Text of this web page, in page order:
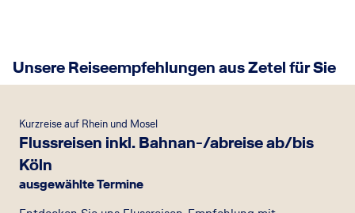
Unsere Reiseempfehlungen aus Zetel für Sie
Kurzreise auf Rhein und Mosel
Flussreisen inkl. Bahnan-/abreise ab/bis
Köln
ausgewählte Termine